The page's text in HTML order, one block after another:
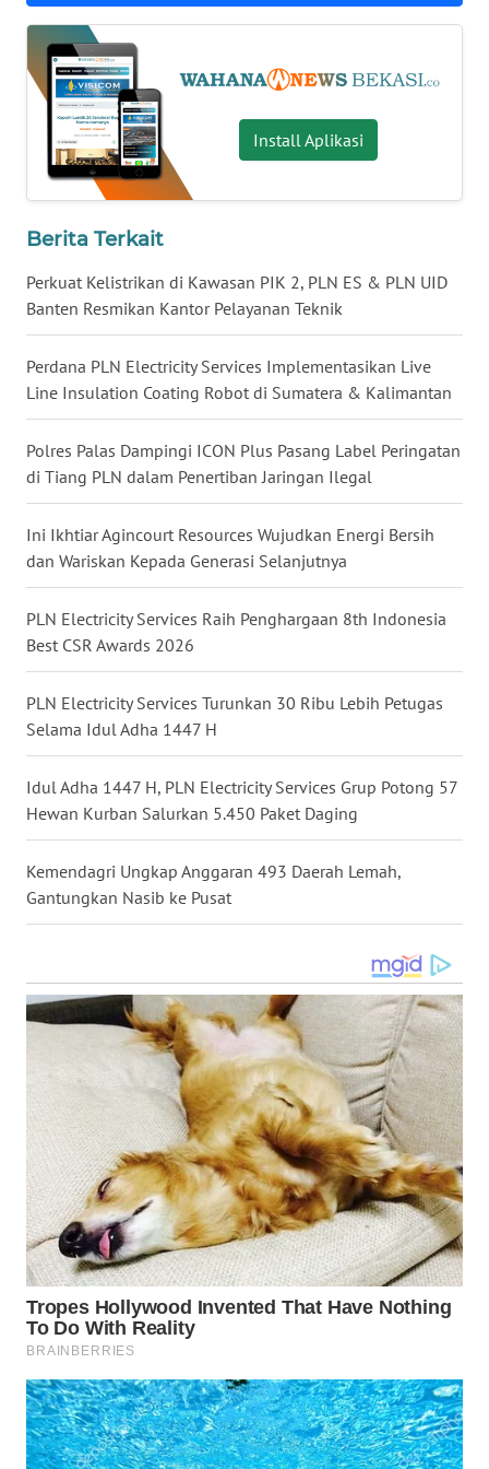
Install Aplikasi
Berita Terkait
Perkuat Kelistrikan di Kawasan PIK 2, PLN ES & PLN UID
Banten Resmikan Kantor Pelayanan Teknik
Perdana PLN Electricity Services Implementasikan Live
Line Insulation Coating Robot di Sumatera & Kalimantan
Polres Palas Dampingi ICON Plus Pasang Label Peringatan
di Tiang PLN dalam Penertiban Jaringan Ilegal
Ini Ikhtiar Agincourt Resources Wujudkan Energi Bersih
dan Wariskan Kepada Generasi Selanjutnya
PLN Electricity Services Raih Penghargaan 8th Indonesia
Best CSR Awards 2026
PLN Electricity Services Turunkan 30 Ribu Lebih Petugas
Selama Idul Adha 1447 H
Idul Adha 1447 H, PLN Electricity Services Grup Potong 57
Hewan Kurban Salurkan 5.450 Paket Daging
Kemendagri Ungkap Anggaran 493 Daerah Lemah,
Gantungkan Nasib ke Pusat
WN
INDRAMAYU
WN
KUNINGAN
MAJALENGKA
WN
SUBANG
WN
SUKABUMI
WN
PURWAKARTA
WN
PRIANGAN
WN
SOLO
WN
BOROBUDUR
WN
MADURA
SURABAYA
WN
BINTAN
WN
MANDALIKA
WN
LIKUPANG
LABUANBAJO
WN